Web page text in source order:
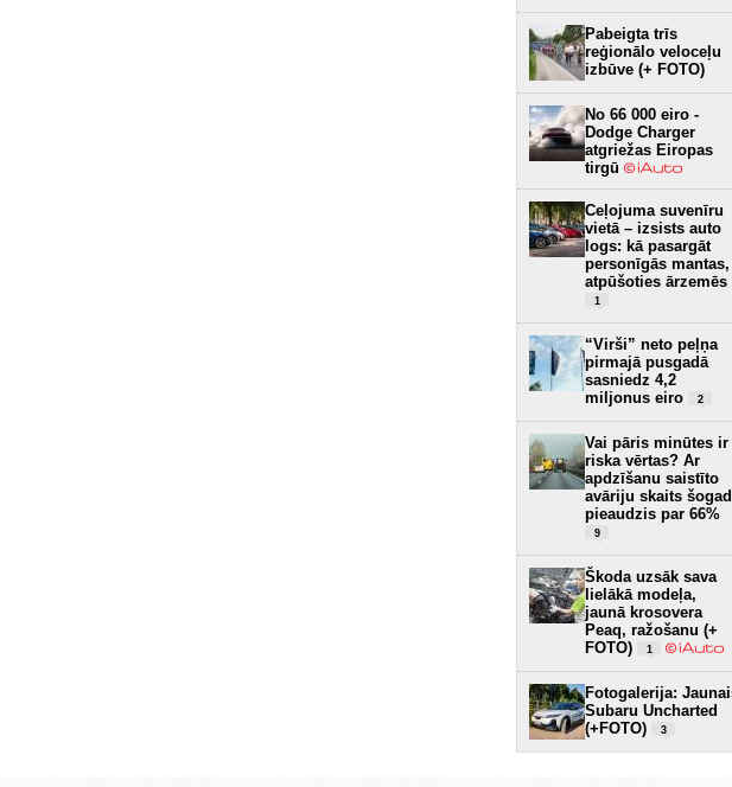
Pabeigta trīs
reģionālo veloceļu
izbūve (+ FOTO)
No 66 000 eiro -
Dodge Charger
atgriežas Eiropas
tirgū
Ceļojuma suvenīru
vietā – izsists auto
logs: kā pasargāt
personīgās mantas,
atpūšoties ārzemēs
1
“Virši” neto peļņa
pirmajā pusgadā
sasniedz 4,2
miljonus eiro
2
Vai pāris minūtes ir
riska vērtas? Ar
apdzīšanu saistīto
avāriju skaits šogad
pieaudzis par 66%
9
Škoda uzsāk sava
lielākā modeļa,
jaunā krosovera
Peaq, ražošanu (+
FOTO)
1
Fotogalerija:
Subaru Uncharted
(+FOTO)
3